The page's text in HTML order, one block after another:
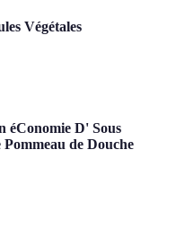
Végétales
éConomie D' Sous
de Douche